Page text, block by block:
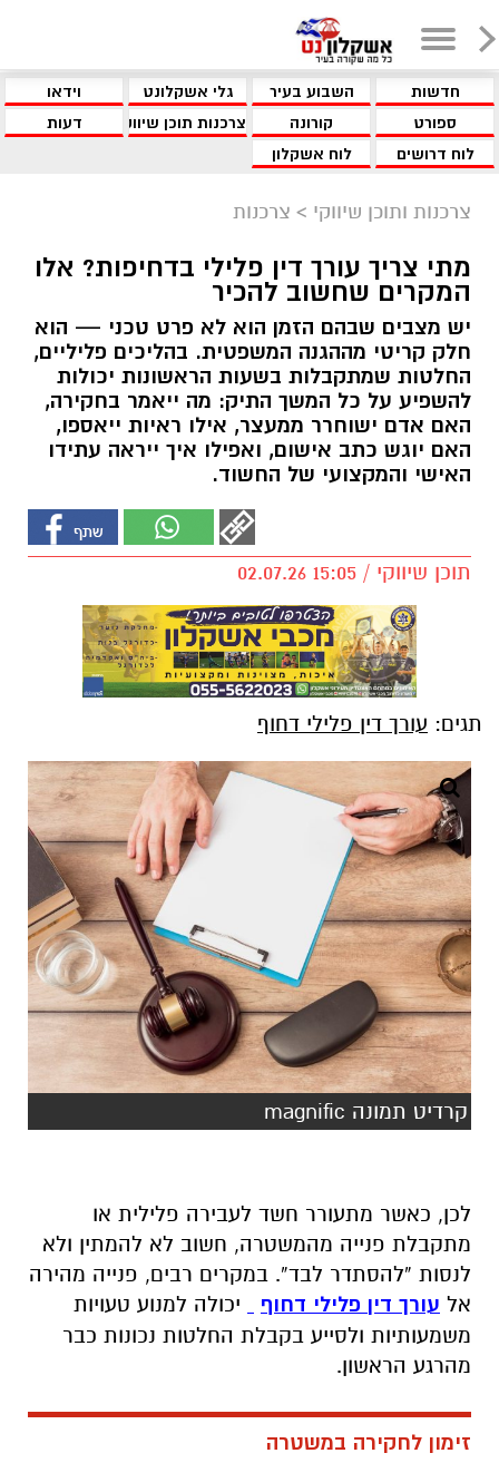
חדשות השבוע בעיר גלי אשקלונט
וידאו
ספורט
קורונה צרכנות תוכן שיווקי
דעות
לוח דרושים
לוח אשקלון
צרכנות ותוכן שיווקי > צרכנות
מתי צריך עורך דין פלילי בדחיפות? אלו
המקרים שחשוב להכיר
יש מצבים שבהם הזמן הוא לא פרט טכני — הוא
חלק קריטי מההגנה המשפטית. בהליכים פליליים,
החלטות שמתקבלות בשעות הראשונות יכולות
להשפיע על כל המשך התיק: מה ייאמר בחקירה,
האם אדם ישוחרר ממעצר, אילו ראיות ייאספו,
האם יוגש כתב אישום, ואפילו איך ייראה עתידו
האישי והמקצועי של החשוד.
תוכן שיווקי / 15:05 02.07.26
תגים: עורך דין פלילי דחוף
קרדיט תמונה magnific
לכן, כאשר מתעורר חשד לעבירה פלילית או
מתקבלת פנייה מהמשטרה, חשוב לא להמתין ולא
לנסות “להסתדר לבד”. במקרים רבים, פנייה מהירה
אל עורך דין פלילי דחוף
יכולה למנוע טעויות
משמעותיות ולסייע בקבלת החלטות נכונות כבר
מהרגע הראשון.
זימון לחקירה במשטרה